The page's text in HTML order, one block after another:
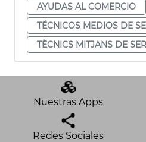
AYUDAS AL COMERCIO
TÉCNICOS MEDIOS DE
TÈCNICS MITJANS DE
Nuestras Apps
Redes Sociales